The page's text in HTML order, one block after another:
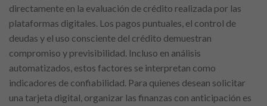
directamente en la evaluación de crédito realizada por las
plataformas digitales. Los pagos puntuales, el control de
deudas y el uso consciente del crédito demuestran
compromiso y previsibilidad. Incluso en análisis
automatizados, estos factores se interpretan como
indicadores de confiabilidad. Para quienes desean solicitar
una tarjeta digital, organizar las finanzas con anticipación es